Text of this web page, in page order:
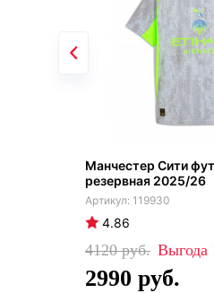
Манчестер Сити
резервная 2025/26
119930
4.86
4120
2990